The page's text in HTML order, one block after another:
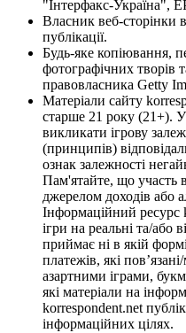
"Інтерфакс-Україна",
Власник веб-сторінки
публікації.
Будь-яке копіювання,
фотографічних творів
правовласника Getty
Матеріали сайту
старше 21 року (21+).
викликати ігрову
(принципів)
ознак залежності
Пам'ятайте, що участь
джерелом доходів або
Інформаційний ресурс
ігри на реальні та/або
приймає ні в якій
платежів, які
азартними іграми,
які матеріали на
korrespondent.net
інформаційних цілях.